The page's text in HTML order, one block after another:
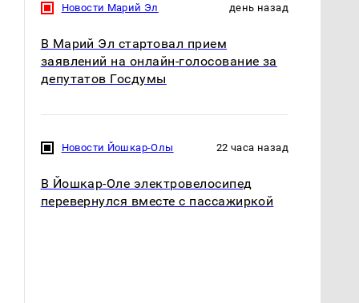
Новости Марий Эл день назад
В Марий Эл стартовал прием
заявлений на онлайн-голосование за
депутатов Госдумы
Новости Йошкар-Олы 22 часа назад
В Йошкар-Оле электровелосипед
перевернулся вместе с пассажиркой